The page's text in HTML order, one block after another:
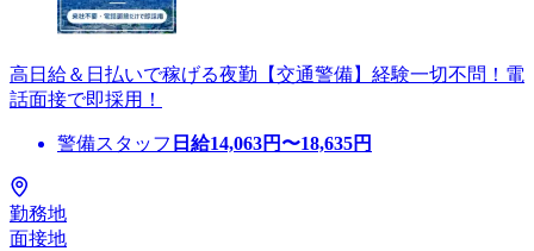
高日給＆日払いで稼げる夜勤【交通警備】経験一切不問！電
話面接で即採用！
警備スタッフ 日給14,063円〜18,635円
勤務地
面接地